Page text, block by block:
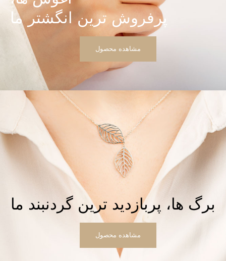
پرفروش ترین انگشتر ما
مشاهده محصول
برگ ها، پربازدید ترین گردنبند ما
مشاهده محصول